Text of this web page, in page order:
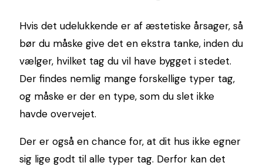
Hvis det udelukkende er af æstetiske årsager, så
bør du måske give det en ekstra tanke, inden du
vælger, hvilket tag du vil have bygget i stedet.
Der findes nemlig mange forskellige typer tag,
og måske er der en type, som du slet ikke
havde overvejet.
Der er også en chance for, at dit hus ikke egner
sig lige godt til alle typer tag. Derfor kan det